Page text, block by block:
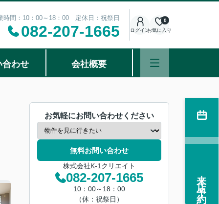
時間：10：00～18：00 定休日：祝祭日
082-207-1665 ログインお気に入り
0
合わせ 会社概要
お気軽にお問い合わせください
無料お問い合わせ
株式会社K-1クリエイト
082-207-1665
10：00～18：00
（休：祝祭日）
来店予約